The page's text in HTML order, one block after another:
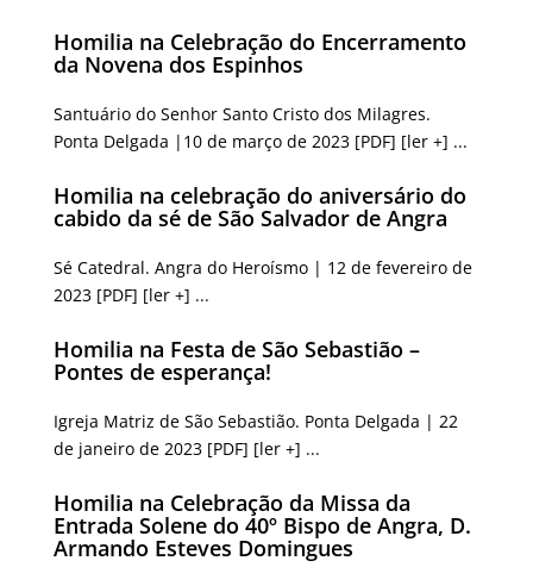
Homilia na Celebração do Encerramento
da Novena dos Espinhos
Santuário do Senhor Santo Cristo dos Milagres.
Ponta Delgada |10 de março de 2023 [PDF] [ler +] ...
Homilia na celebração do aniversário do
cabido da sé de São Salvador de Angra
Sé Catedral. Angra do Heroísmo | 12 de fevereiro de
2023 [PDF] [ler +] ...
Homilia na Festa de São Sebastião –
Pontes de esperança!
Igreja Matriz de São Sebastião. Ponta Delgada | 22
de janeiro de 2023 [PDF] [ler +] ...
Homilia na Celebração da Missa da
Entrada Solene do 40º Bispo de Angra, D.
Armando Esteves Domingues